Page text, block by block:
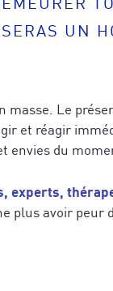
UN
masse. Le
et réagir
envies du
experts,
plus avoir peur